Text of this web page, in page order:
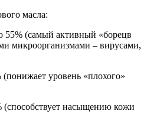
масла:
(самый активный «борецв
микроорганизмами – вирусами,
уровень «плохого»
(способствует насыщению кожи